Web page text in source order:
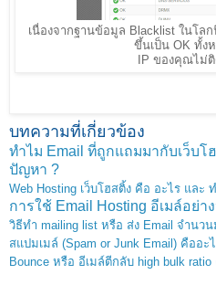
เนื่องจากฐานข้อมูล Blacklist ในโล
ขึ้นเป็น OK ทั้ง
IP ของคุณไม่
บทความที่เกี่ยวข้อง
ทำไม Email ที่ถูกแถมมากับเว็บโ
ปัญหา ?
Web Hosting เว็บโฮสติ้ง คือ อะไร และ
การใช้ Email Hosting อีเมล์อย่
วิธีทำ mailing list หรือ ส่ง Email จำนว
สแปมเมล์ (Spam or Junk Email) คืออ
Bounce หรือ อีเมล์ตีกลับ high bulk